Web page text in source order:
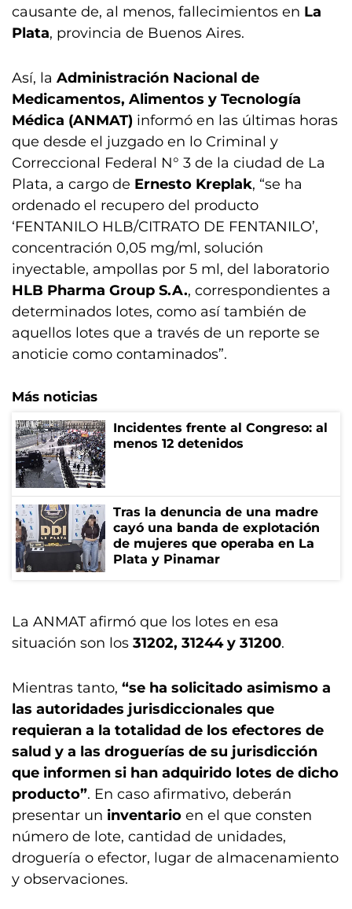
causante de, al menos, fallecimientos en La
Plata, provincia de Buenos Aires.
Así, la Administración Nacional de
Medicamentos, Alimentos y Tecnología
Médica (ANMAT) informó en las últimas horas
que desde el juzgado en lo Criminal y
Correccional Federal N° 3 de la ciudad de La
Plata, a cargo de Ernesto Kreplak, “se ha
ordenado el recupero del producto
‘FENTANILO HLB/CITRATO DE FENTANILO’,
concentración 0,05 mg/ml, solución
inyectable, ampollas por 5 ml, del laboratorio
HLB Pharma Group S.A., correspondientes a
determinados lotes, como así también de
aquellos lotes que a través de un reporte se
anoticie como contaminados”.
Más noticias
Incidentes frente al Congreso: al
menos 12 detenidos
Tras la denuncia de una madre
cayó una banda de explotación
de mujeres que operaba en La
Plata y Pinamar
La ANMAT afirmó que los lotes en esa
situación son los 31202, 31244 y 31200.
Mientras tanto, “se ha solicitado asimismo a
las autoridades jurisdiccionales que
requieran a la totalidad de los efectores de
salud y a las droguerías de su jurisdicción
que informen si han adquirido lotes de dicho
producto”. En caso afirmativo, deberán
presentar un inventario en el que consten
número de lote, cantidad de unidades,
droguería o efector, lugar de almacenamiento
y observaciones.